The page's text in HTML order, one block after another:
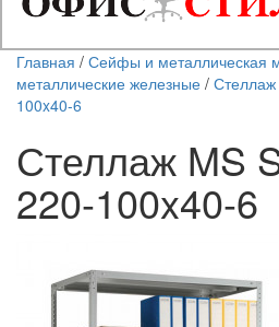
Главная / Сейфы и металлическая
металлические железные / Стеллаж
100x40-6
Стеллаж MS
220-100x40-6